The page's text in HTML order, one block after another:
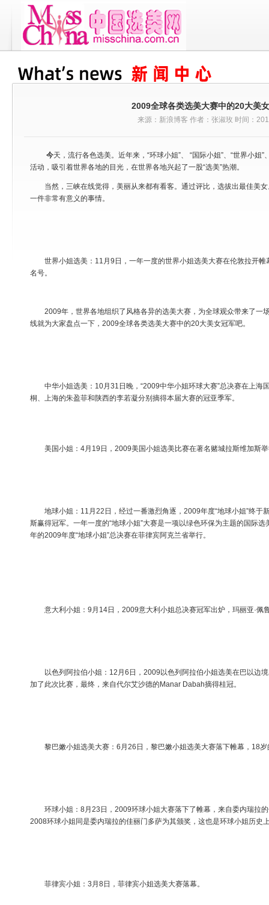
2009全球各类选美大赛中的20大美
来源：新浪博客 作者：张淑玫 时间：
今天，流行各色选美。近年来，“环球小姐”、 “国际小姐”、“世界小姐”
活动，吸引着世界各地的目光，在世界各地兴起了一股“选美”热潮。
当然，三峡在线觉得，美丽从来都有看客。通过评比，选拔出最佳美女
一件非常有意义的事情。
世界小姐选美：11月9日，一年一度的世界小姐选美大赛在伦敦拉开帷
名号。
2009年，世界各地组织了风格各异的选美大赛，为全球观众带来了一
线就为大家盘点一下，2009全球各类选美大赛中的20大美女冠军吧。
中华小姐选美：10月31日晚，“2009中华小姐环球大赛”总决赛在上海
桐、上海的朱盈菲和陕西的李若凝分别摘得本届大赛的冠亚季军。
美国小姐：4月19日，2009美国小姐选美比赛在著名赌城拉斯维加斯
地球小姐：11月22日，经过一番激烈角逐，2009年度“地球小姐”终于
斯赢得冠军。一年一度的“地球小姐”大赛是一项以绿色环保为主题的国际
年的2009年度“地球小姐”总决赛在菲律宾阿克兰省举行。
意大利小姐：9月14日，2009意大利小姐总决赛冠军出炉，玛丽亚·佩
以色列阿拉伯小姐：12月6日，2009以色列阿拉伯小姐选美在巴以边境
加了此次比赛，最终，来自代尔艾沙德的Manar Dabah摘得桂冠。
黎巴嫩小姐选美大赛：6月26日，黎巴嫩小姐选美大赛落下帷幕，18岁
环球小姐：8月23日，2009环球小姐大赛落下了帷幕，来自委内瑞拉的
2008环球小姐同是委内瑞拉的佳丽门多萨为其颁奖，这也是环球小姐历史
菲律宾小姐：3月8日，菲律宾小姐选美大赛落幕。